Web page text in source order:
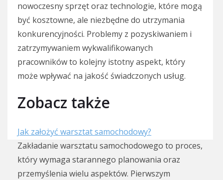
nowoczesny sprzęt oraz technologie, które mogą
być kosztowne, ale niezbędne do utrzymania
konkurencyjności. Problemy z pozyskiwaniem i
zatrzymywaniem wykwalifikowanych
pracowników to kolejny istotny aspekt, który
może wpływać na jakość świadczonych usług.
Zobacz także
Jak założyć warsztat samochodowy?
Zakładanie warsztatu samochodowego to proces,
który wymaga starannego planowania oraz
przemyślenia wielu aspektów. Pierwszym